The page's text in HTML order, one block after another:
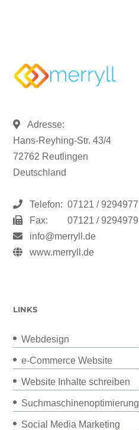
Adresse:
Hans-Reyhing-Str. 43/4
72762 Reutlingen
Deutschland
Telefon: 07121 / 9294977
Fax:
07121 / 9294979
info@merryll.de
www.merryll.de
LINKS
Webdesign
e-Commerce Website
Website Inhalte schreiben
Suchmaschinenoptimierung
Social Media Marketing